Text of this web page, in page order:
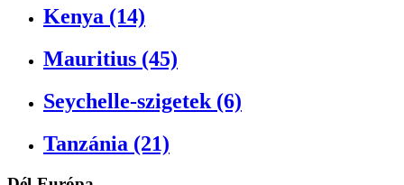
Kenya (14)
Mauritius (45)
Seychelle-szigetek (6)
Tanzánia (21)